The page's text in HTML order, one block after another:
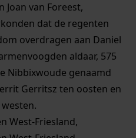
Joan van Foreest,
dat de regenten
overdragen aan Daniel
aldaar, 575
Nibbixwoude genaamd
Gerritsz ten oosten en
West-Friesland,